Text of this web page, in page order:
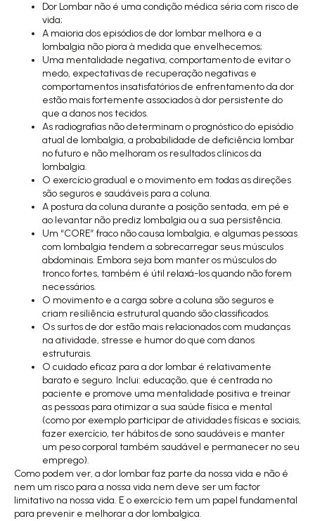
Dor Lombar não é uma condição médica séria com risco de
vida;
A maioria dos episódios de dor lombar melhora e a
lombalgia não piora à medida que envelhecemos;
Uma mentalidade negativa, comportamento de evitar o
medo, expectativas de recuperação negativas e
comportamentos insatisfatórios de enfrentamento da dor
estão mais fortemente associados à dor persistente do
que a danos nos tecidos.
As radiografias não determinam o prognóstico do episódio
atual de lombalgia, a probabilidade de deficiência lombar
no futuro e não melhoram os resultados clínicos da
lombalgia.
O exercício gradual e o movimento em todas as direções
são seguros e saudáveis para a coluna.
A postura da coluna durante a posição sentada, em pé e
ao levantar não prediz lombalgia ou a sua persistência.
Um “CORE” fraco não causa lombalgia, e algumas pessoas
com lombalgia tendem a sobrecarregar seus músculos
abdominais. Embora seja bom manter os músculos do
tronco fortes, também é útil relaxá-los quando não forem
necessários.
O movimento e a carga sobre a coluna são seguros e
criam resiliência estrutural quando são classificados.
Os surtos de dor estão mais relacionados com mudanças
na atividade, stresse e humor do que com danos
estruturais.
O cuidado eficaz para a dor lombar é relativamente
barato e seguro. Inclui: educação, que é centrada no
paciente e promove uma mentalidade positiva e treinar
as pessoas para otimizar a sua saúde física e mental
(como por exemplo participar de atividades físicas e sociais,
fazer exercício, ter hábitos de sono saudáveis e manter
um peso corporal também saudável e permanecer no seu
emprego).
Como podem ver, a dor lombar faz parte da nossa vida e não é
nem um risco para a nossa vida nem deve ser um factor
limitativo na nossa vida. E o exercício tem um papel fundamental
para prevenir e melhorar a dor lombalgica.